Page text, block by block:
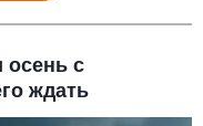
осень с
ждать